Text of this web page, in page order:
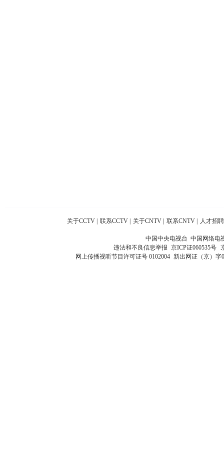
关于CCTV 联系CCTV 关于CNTV 联系CNTV 人才招聘
中国中央电视台 中国网络电
违法和不良信息举报 京ICP证060535号
网上传播视听节目许可证号 0102004 新出网证（京）